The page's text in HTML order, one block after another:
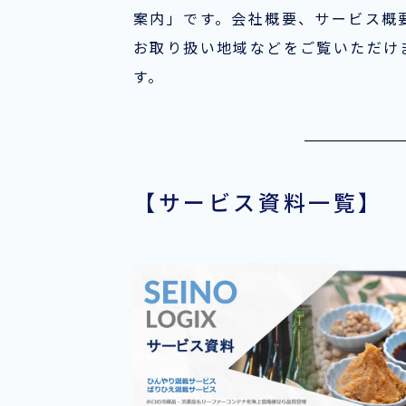
案内」です。会社概要、サービス概
お取り扱い地域などをご覧いただけ
す。
【サービス資料一覧】